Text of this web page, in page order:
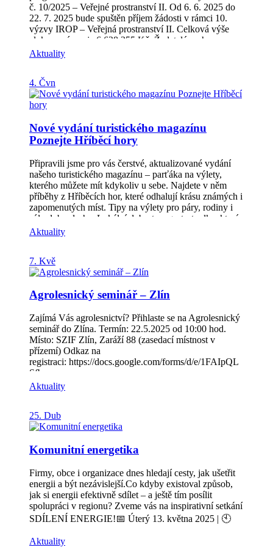
č. 10/2025 – Veřejné prostranství II. Od 6. 6. 2025 do
22. 7. 2025 bude spuštěn příjem žádosti v rámci 10.
výzvy IROP – Veřejná prostranství II. Celková výše
alokace výzvy je 6 628 355 Kč. Žadatelé mohou
předkládat své projekty týkající se Revitalizace
veřejných prostranství měst a obcí. Veškeré potřebné
pravidel nadřazené výzvy naleznete na stránkách MAS:
Výzva IROP č. 10/2025 – Veřejná prostranství II |
MAS Hříběcí hory 3. výzva OP TAK Od 4. 6. 2025 do
OP TAK. Výzva je určena pro mikro, malé a střední
podniky v oblasti: robotizace, automatizace,
digitalizace, e-shopů a cloudových služeb, komunikační
a identifikační infrastruktury. Veškeré podrobné
informace k výzvě OP TAK naleznete na stránce:
https://www.hribecihory.cz/vyzvy/aktualni-
vyzvy/optak/3-vyzva-op-tak/
Aktuality
4. Čvn
Nové vydání turistického magazínu
Poznejte Hříběcí hory
Připravili jsme pro vás čerstvé, aktualizované vydání
našeho turistického magazínu – parťáka na výlety,
kterého můžete mít kdykoliv u sebe. Najdete v něm
příběhy z Hříběcích hor, které odhalují krásu známých i
zapomenutých míst. Tipy na výlety pro páry, rodiny i
sólo dobrodruhy. Lokální dobroty a gastrotoulky, které
potěší vaše chuťové buňky. Cyklotrasy, které vás
provedou krajinou plnou výhledů. Přehled ubytování i
nápadů a inspirací, které se na výletě hodí mít po ruce.
Nahlédněte do magazínu a nechte se inspirovat. Možná
Mrkněte na nové vydání online nebo si ho rovnou
https://poznejte.hribecihory.cz/turistickymagazin/
Aktuality
7. Kvě
Agrolesnický seminář – Zlín
Zajímá Vás agrolesnictví? Přihlaste se na Agrolesnický
seminář do Zlína. Termín: 22.5.2025 od 10:00 hod.
Místo: SZIF Zlín, Zaráží 88 (zasedací místnost v
přízemí) Odkaz na
registraci: https://docs.google.com/forms/d/e/1FAIpQL
Sfb-
v2F7BRWX9KfAHOGD_Ku5M3uoZXywAn3MC0
Y21S08Qf5Gg/viewform Cílovou skupinou jsou: obce,
životního prostředí.
Aktuality
25. Dub
Komunitní energetika
Firmy, obce i organizace dnes hledají cesty, jak ušetřit
energii a být nezávislejší.Co kdyby existoval způsob,
jak si energii efektivně sdílet – a ještě tím posílit
spolupráci v regionu? Zveme vás na inspirativní setkání
SDÍLENÍ ENERGIE!📅 Úterý 13. května 2025 | 🕙
může v praxi fungovat sdílení energie mezi sousedy,
Aktuality